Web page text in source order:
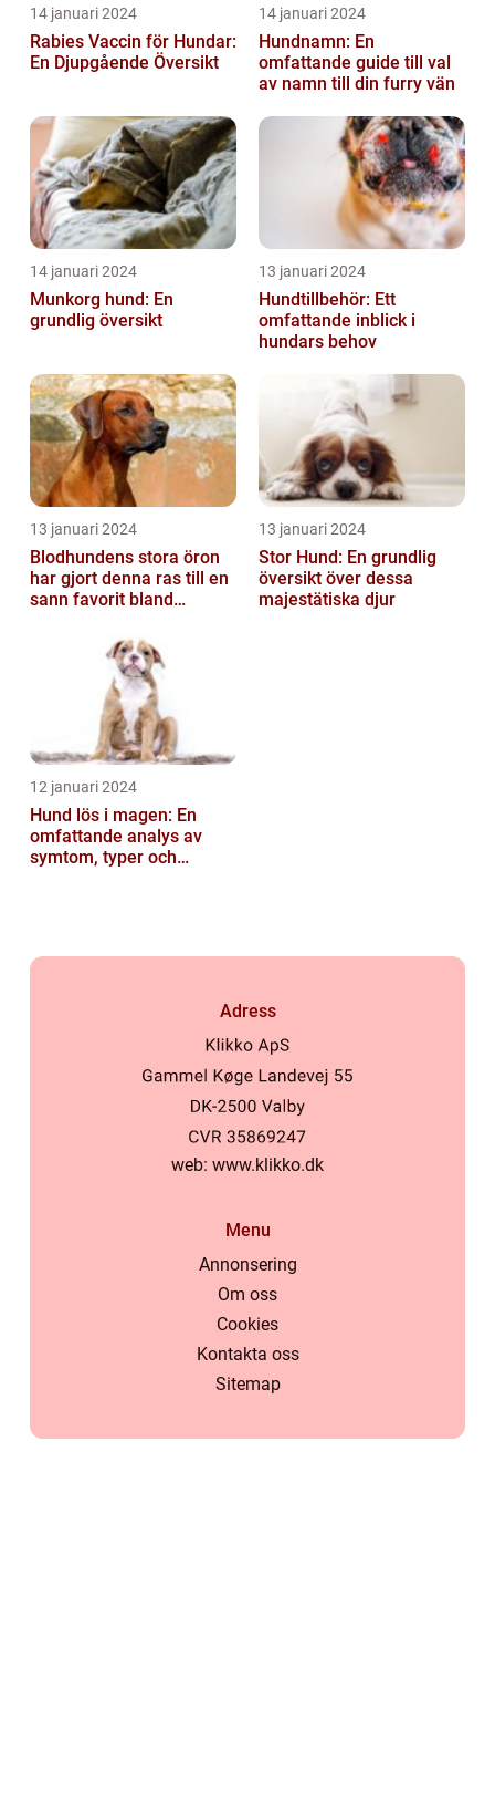
14 januari 2024
Rabies Vaccin för Hundar:
En Djupgående Översikt
14 januari 2024
Hundnamn: En
omfattande guide till val
av namn till din furry vän
14 januari 2024
Munkorg hund: En
grundlig översikt
13 januari 2024
Hundtillbehör: Ett
omfattande inblick i
hundars behov
13 januari 2024
Blodhundens stora öron
har gjort denna ras till en
sann favorit bland
13 januari 2024
Stor Hund: En grundlig
översikt över dessa
majestätiska djur
12 januari 2024
Hund lös i magen: En
omfattande analys av
symtom, typer och
Adress
web: www.klikko.dk
Menu
Annonsering
Om oss
Cookies
Kontakta oss
Sitemap